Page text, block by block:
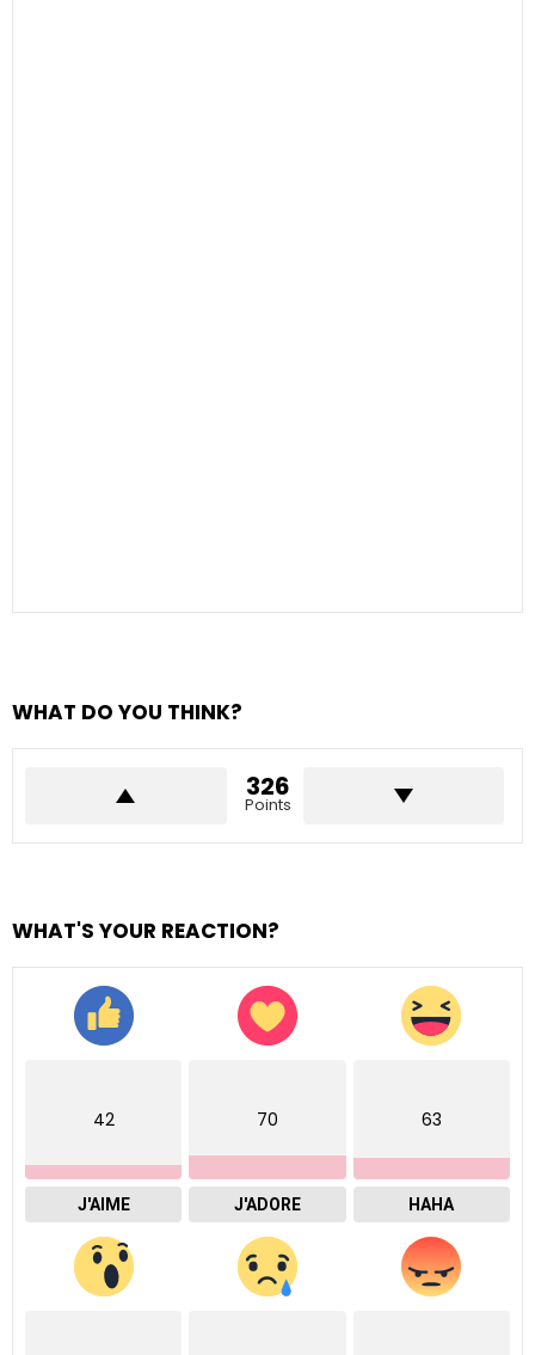
WHAT DO YOU THINK?
326
Points
WHAT'S YOUR REACTION?
42
J'AIME
70
J'ADORE
63
HAHA